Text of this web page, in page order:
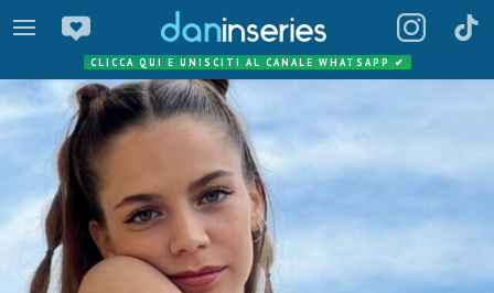
CLICCA QUI E UNISCITI AL CANALE WHATSAPP ✔